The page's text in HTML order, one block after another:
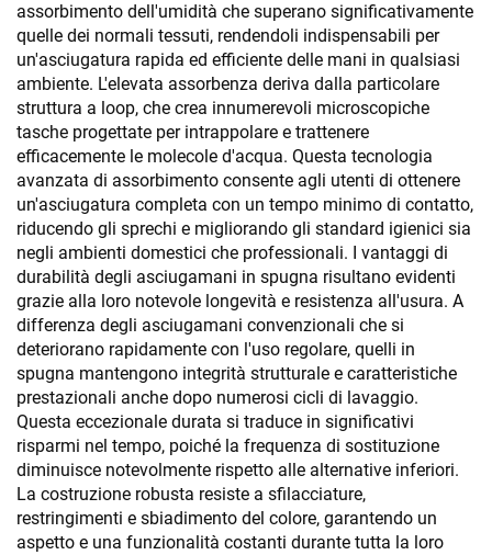
assorbimento dell'umidità che superano significativamente
quelle dei normali tessuti, rendendoli indispensabili per
un'asciugatura rapida ed efficiente delle mani in qualsiasi
ambiente. L'elevata assorbenza deriva dalla particolare
struttura a loop, che crea innumerevoli microscopiche
tasche progettate per intrappolare e trattenere
efficacemente le molecole d'acqua. Questa tecnologia
avanzata di assorbimento consente agli utenti di ottenere
un'asciugatura completa con un tempo minimo di contatto,
riducendo gli sprechi e migliorando gli standard igienici sia
negli ambienti domestici che professionali. I vantaggi di
durabilità degli asciugamani in spugna risultano evidenti
grazie alla loro notevole longevità e resistenza all'usura. A
differenza degli asciugamani convenzionali che si
deteriorano rapidamente con l'uso regolare, quelli in
spugna mantengono integrità strutturale e caratteristiche
prestazionali anche dopo numerosi cicli di lavaggio.
Questa eccezionale durata si traduce in significativi
risparmi nel tempo, poiché la frequenza di sostituzione
diminuisce notevolmente rispetto alle alternative inferiori.
La costruzione robusta resiste a sfilacciature,
restringimenti e sbiadimento del colore, garantendo un
aspetto e una funzionalità costanti durante tutta la loro